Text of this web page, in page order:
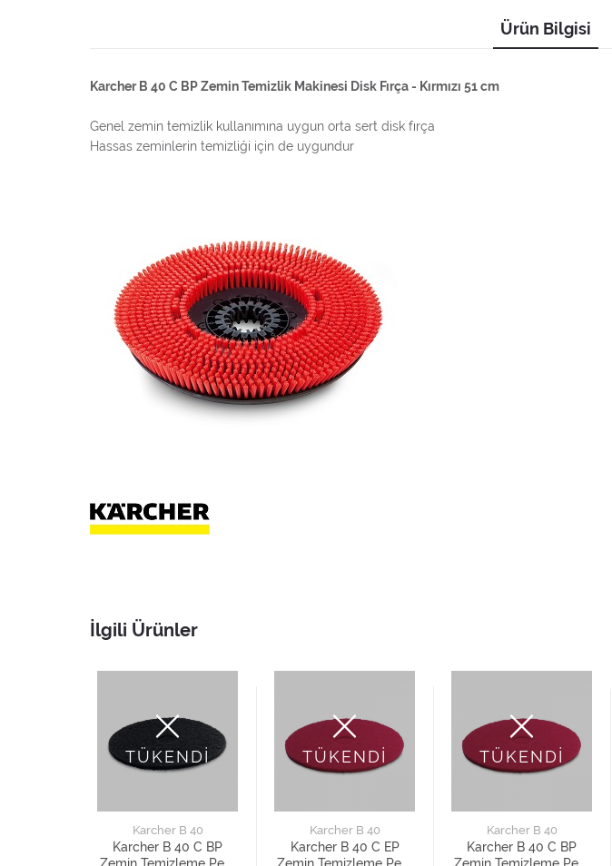
Ürün Bilgisi
Karcher B 40 C BP Zemin Temizlik Makinesi Disk Fırça - Kırmızı 51 cm
Genel zemin temizlik kullanımına uygun orta sert disk fırça
Hassas zeminlerin temizliği için de uygundur
İlgili Ürünler
TÜKENDİ
Karcher B 40
Karcher B 40 C BP
Zemin Temizleme Pedi
TÜKENDİ
Karcher B 40
Karcher B 40 C EP
Zemin Temizleme Pedi
TÜKENDİ
Karcher B 40
Karcher B 40 C BP
Zemin Temizleme Pedi